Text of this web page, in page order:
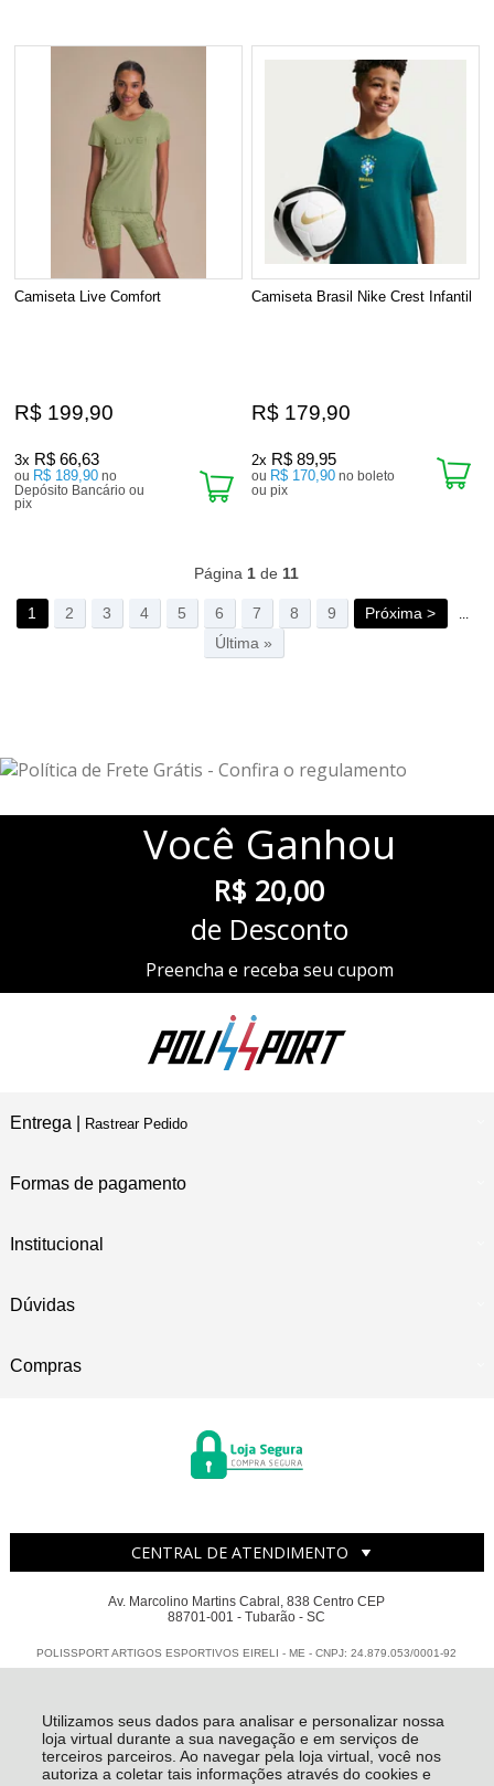
Utilizamos seus dados para analisar e personalizar nossa
loja virtual durante a sua navegação e em serviços de
terceiros parceiros. Ao navegar pela loja virtual, você nos
autoriza a coletar tais informações através do cookies e
Camiseta Live Comfort
R$ 199,90
3x R$ 66,63
ou R$ 189,90 no
Depósito Bancário ou
pix
Camiseta Brasil Nike Crest Infantil
R$ 179,90
2x R$ 89,95
ou R$ 170,90 no boleto
ou pix
Página 1 de 11
1 2 3 4 5 6 7 8 9 Próxima >
Última »
Você Ganhou
R$ 20,00
de Desconto
Preencha e receba seu cupom
Entrega | Rastrear Pedido
Formas de pagamento
Institucional
Dúvidas
Compras
CENTRAL DE ATENDIMENTO
Av. Marcolino Martins Cabral, 838 Centro CEP
88701-001 - Tubarão - SC
POLISSPORT ARTIGOS ESPORTIVOS EIRELI - ME - CNPJ: 24.879.053/0001-92